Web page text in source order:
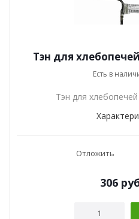
Тэн для
Есть в
Тэн для
Отложить
306